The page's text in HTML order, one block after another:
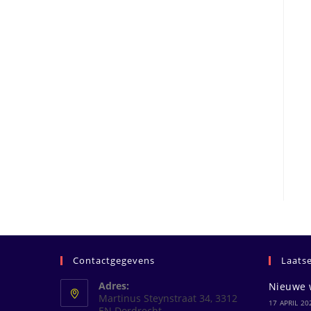
Contactgegevens
Adres:
Martinus Steynstraat 34, 3312
Nieuwe
17 APRIL